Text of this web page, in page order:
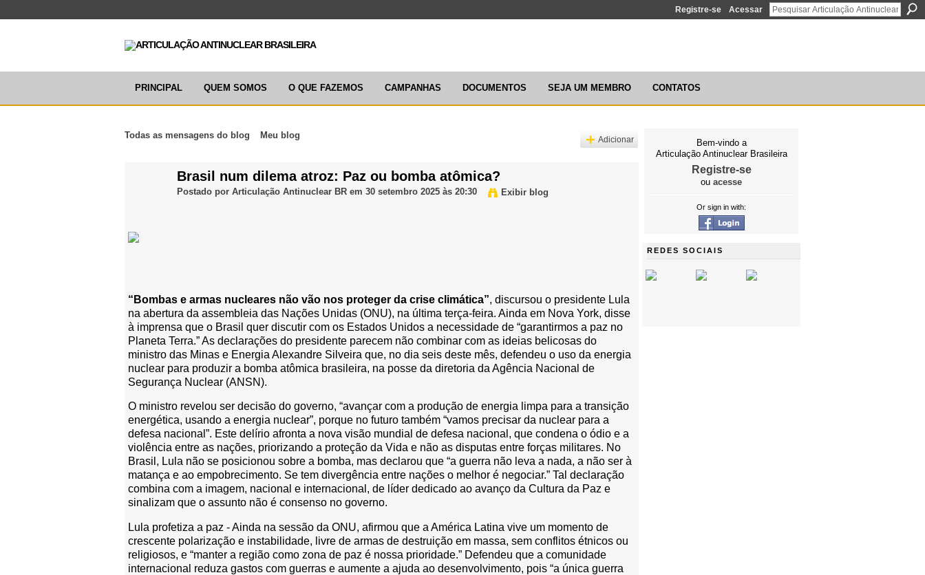
Registre-se Acessar
PRINCIPAL QUEM SOMOS O QUE FAZEMOS CAMPANHAS DOCUMENTOS SEJA UM MEMBRO CONTATOS
Todas as mensagens do blog Meu blog Adicionar
Brasil num dilema atroz: Paz ou bomba atômica?
Postado por Articulação Antinuclear BR em 30 setembro 2025 às 20:30 Exibir blog
“Bombas e armas nucleares não vão nos proteger da crise climática”, discursou o presidente Lula
na abertura da assembleia das Nações Unidas (ONU), na última terça-feira. Ainda em Nova York, disse
à imprensa que o Brasil quer discutir com os Estados Unidos a necessidade de “garantirmos a paz no
Planeta Terra.” As declarações do presidente parecem não combinar com as ideias belicosas do
ministro das Minas e Energia Alexandre Silveira que, no dia seis deste mês, defendeu o uso da energia
nuclear para produzir a bomba atômica brasileira, na posse da diretoria da Agência Nacional de
Segurança Nuclear (ANSN).
O ministro revelou ser decisão do governo, “avançar com a produção de energia limpa para a transição
energética, usando a energia nuclear”, porque no futuro também “vamos precisar da nuclear para a
defesa nacional”. Este delírio afronta a nova visão mundial de defesa nacional, que condena o ódio e a
violência entre as nações, priorizando a proteção da Vida e não as disputas entre forças militares. No
Brasil, Lula não se posicionou sobre a bomba, mas declarou que “a guerra não leva a nada, a não ser à
matança e ao empobrecimento. Se tem divergência entre nações o melhor é negociar.” Tal declaração
combina com a imagem, nacional e internacional, de líder dedicado ao avanço da Cultura da Paz e
sinalizam que o assunto não é consenso no governo.
Lula profetiza a paz - Ainda na sessão da ONU, afirmou que a América Latina vive um momento de
crescente polarização e instabilidade, livre de armas de destruição em massa, sem conflitos étnicos ou
religiosos, e “manter a região como zona de paz é nossa prioridade.” Defendeu que a comunidade
internacional reduza gastos com guerras e aumente a ajuda ao desenvolvimento, pois “a única guerra
Bem-vindo a
Articulação Antinuclear Brasileira
Registre-se
ou acesse
Or sign in with:
REDES SOCIAIS